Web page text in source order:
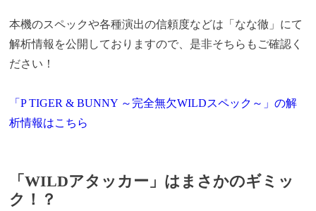
本機のスペックや各種演出の信頼度などは「なな徹」にて
解析情報を公開しておりますので、是非そちらもご確認く
ださい！
「P TIGER & BUNNY ～完全無欠WILDスペック～」の解
析情報はこちら
「WILDアタッカー」はまさかのギミッ
ク！？